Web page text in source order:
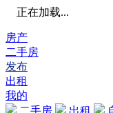
正在加载...
房产
二手房
发布
出租
我的
二手房
出租